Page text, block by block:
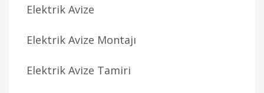
Elektrik Avize
Elektrik Avize Montajı
Elektrik Avize Tamiri